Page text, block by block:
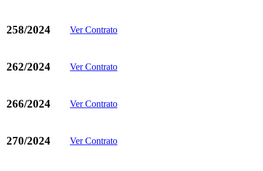
258/2024 Ver Contrato
262/2024 Ver Contrato
266/2024 Ver Contrato
270/2024 Ver Contrato